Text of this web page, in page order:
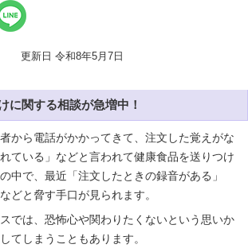
更新日 令和8年5月7日
に関する相談が急増中！
から電話がかかってきて、注文した覚えがな
ている」などと言われて健康食品を送りつけ
中で、最近「注文したときの録音がある」
どと脅す手口が見られます。
では、恐怖心や関わりたくないという思いか
てしまうこともあります。